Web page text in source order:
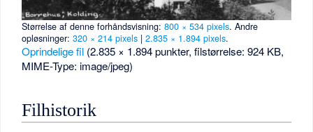
Størrelse af denne forhåndsvisning:800 × 534 pixels.Andre
opløsninger:320 × 214 pixels |2.835 × 1.894 pixels.
Oprindelige fil (2.835 × 1.894 punkter, filstørrelse: 924 KB,
MIME-Type: image/jpeg)
Filhistorik